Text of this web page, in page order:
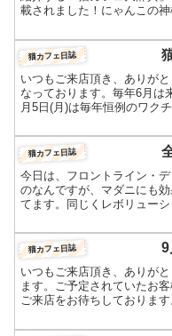
載されました！にゃんこの
猫カフェ日誌
いつもご来店頂き、ありが
なっております。毎年6月は
月5日(月)は毎年恒例のワク
猫カフェ日誌
今日は、フロントライン・
のなんですが、マダニにも
てます。同じくレボリュー
す...
猫カフェ日誌 9
いつもご来店頂き、ありが
ます。ご予定されていたお
ご来店をお待ちしております